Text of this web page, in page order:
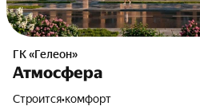
ГК «Гелеон»
Атмосфера
Строится•комфорт